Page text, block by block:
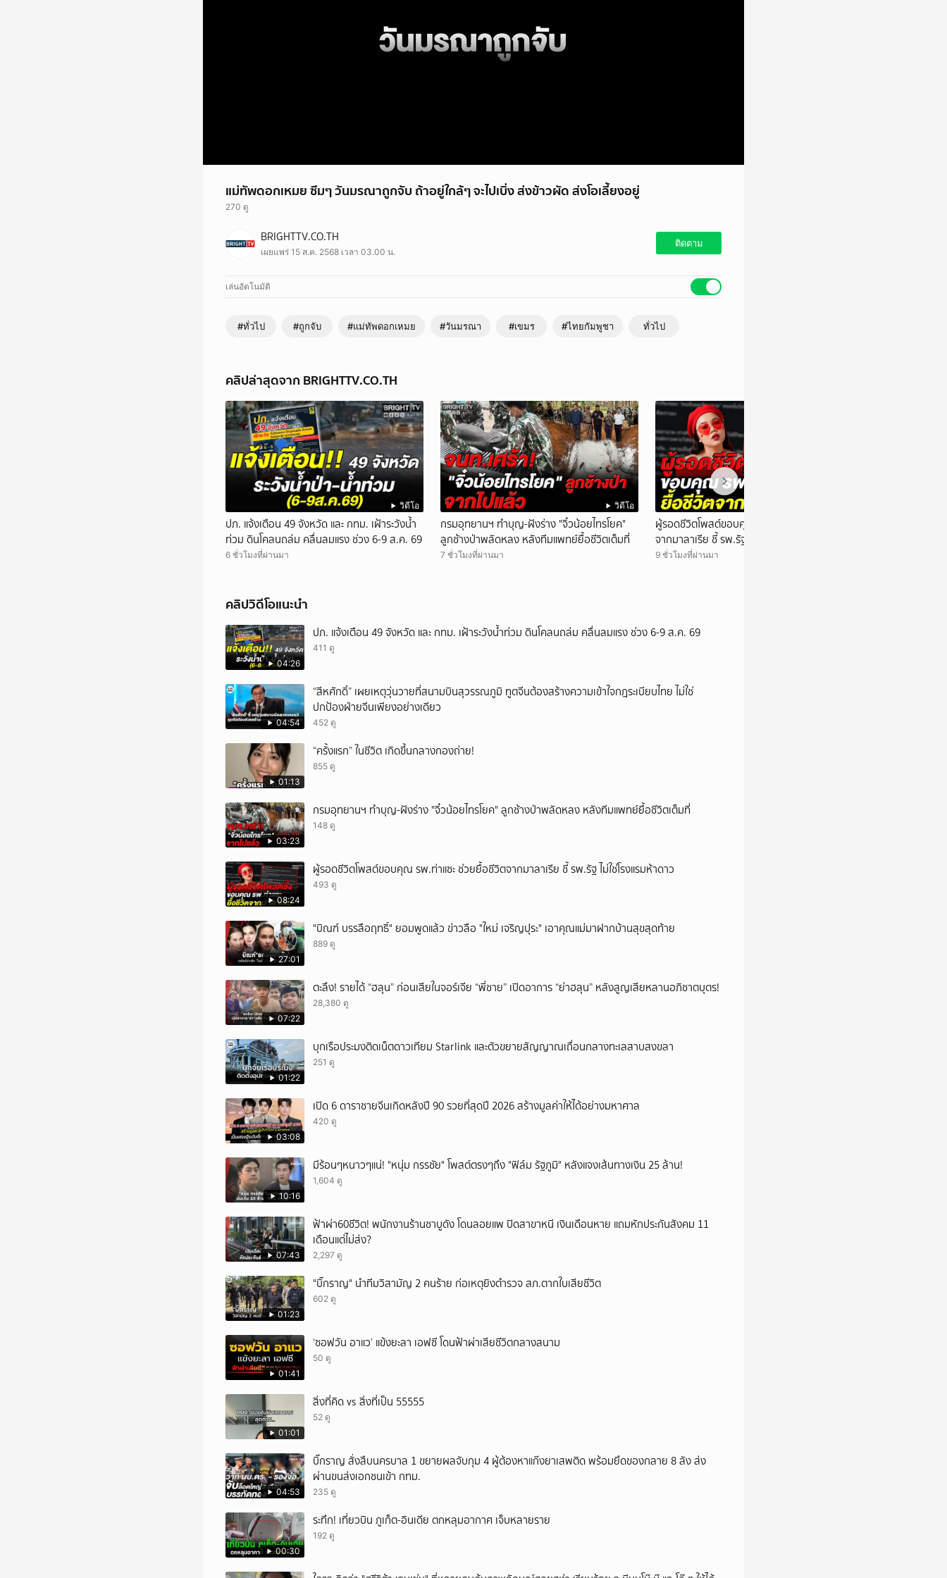
แม่ทัพดอกเหมย ซึมๆ วันมรณาถูกจับ ถ้าอยู่ใกล้ๆ จะไปเบิ่ง ส่งข้าวผัด ส่งโอเลี้ยงอยู่
270 ดู
BRIGHTTV.CO.TH
เผยแพร่ 15 ส.ค. 2568 เวลา 03.00 น.
ติดตาม
เล่นอัตโนมัติ
#ทั่วไป #ถูกจับ #แม่ทัพดอกเหมย #วันมรณา #เขมร #ไทยกัมพูชา ทั่วไป
คลิปล่าสุดจาก BRIGHTTV.CO.TH
วิดีโอ
ปภ. แจ้งเตือน 49 จังหวัด และ กทม. เฝ้าระวังน้ำ
ท่วม ดินโคลนถล่ม คลื่นลมแรง ช่วง 6-9 ส.ค. 69
6 ชั่วโมงที่ผ่านมา
วิดีโอ
กรมอุทยานฯ ทำบุญ-ฝังร่าง "จิ๋วน้อยไทรโยค"
ลูกช้างป่าพลัดหลง หลังทีมแพทย์ยื้อชีวิตเต็มที่
7 ชั่วโมงที่ผ่านมา
ผู้รอดชีวิตโพสต์ขอบคุณ รพ.ท่าแซะ ช่วยยื้อชีวิต
จากมาลาเรีย ชี้ รพ.รัฐ ไม่ใช่โรงแรมห้าดาว
9 ชั่วโมงที่ผ่านมา
คลิปวิดีโอแนะนำ
04:26
ปภ. แจ้งเตือน 49 จังหวัด และ กทม. เฝ้าระวังน้ำท่วม ดินโคลนถล่ม คลื่นลมแรง ช่วง 6-9 ส.ค. 69
411 ดู
04:54
“สีหศักดิ์” เผยเหตุวุ่นวายที่สนามบินสุวรรณภูมิ ทูตจีนต้องสร้างความเข้าใจกฎระเบียบไทย ไม่ใช่
ปกป้องฝ่ายจีนเพียงอย่างเดียว
452 ดู
01:13
“ครั้งแรก” ในชีวิต เกิดขึ้นกลางกองถ่าย!
855 ดู
03:23
กรมอุทยานฯ ทำบุญ-ฝังร่าง "จิ๋วน้อยไทรโยค" ลูกช้างป่าพลัดหลง หลังทีมแพทย์ยื้อชีวิตเต็มที่
148 ดู
08:24
ผู้รอดชีวิตโพสต์ขอบคุณ รพ.ท่าแซะ ช่วยยื้อชีวิตจากมาลาเรีย ชี้ รพ.รัฐ ไม่ใช่โรงแรมห้าดาว
493 ดู
27:01
"บิณฑ์ บรรลือฤทธิ์" ยอมพูดแล้ว ข่าวลือ "ใหม่ เจริญปุระ" เอาคุณแม่มาฝากบ้านสุขสุดท้าย
889 ดู
07:22
ตะลึง! รายได้ “ฮลุน” ก่อนเสียในจอร์เจีย “พี่ชาย” เปิดอาการ “ย่าฮลุน” หลังสูญเสียหลานอภิชาตบุตร!
28,380 ดู
01:22
บุกเรือประมงติดเน็ตดาวเทียม Starlink และตัวขยายสัญญาณเถื่อนกลางทะเลสาบสงขลา
251 ดู
03:08
เปิด 6 ดาราชายจีนเกิดหลังปี 90 รวยที่สุดปี 2026 สร้างมูลค่าให้ได้อย่างมหาศาล
420 ดู
10:16
มีร้อนๆหนาวๆแน่! "หนุ่ม กรรชัย" โพสต์ตรงๆถึง "ฟิล์ม รัฐภูมิ" หลังแจงเส้นทางเงิน 25 ล้าน!
1,604 ดู
07:43
ฟ้าผ่า60ชีวิต! พนักงานร้านชาบูดัง โดนลอยแพ ปิดสาขาหนี เงินเดือนหาย แถมหักประกันสังคม 11
เดือนแต่ไม่ส่ง?
2,297 ดู
01:23
"บิ๊กราญ" นำทีมวิสามัญ 2 คนร้าย ก่อเหตุยิงตำรวจ สภ.ตากใบเสียชีวิต
602 ดู
01:41
‘ซอฟวัน อาแว’ แข้งยะลา เอฟซี โดนฟ้าผ่าเสียชีวิตกลางสนาม
50 ดู
01:01
สิ่งที่คิด vs สิ่งที่เป็น 55555
52 ดู
04:53
บิ๊กราญ สั่งสืบนครบาล 1 ขยายผลจับกุม 4 ผู้ต้องหาแก๊งยาเสพติด พร้อมยึดของกลาย 8 ลัง ส่ง
ผ่านขนส่งเอกชนเข้า กทม.
235 ดู
00:30
ระทึก! เที่ยวบิน ภูเก็ต-อินเดีย ตกหลุมอากาศ เจ็บหลายราย
192 ดู
ยกเลิก